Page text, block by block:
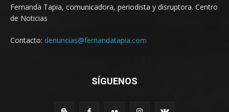
Fernanda Tapia, comunicadora, periodista y disruptora. Centro
de Noticias
Contacto: denuncias@fernandatapia.com
SÍGUENOS